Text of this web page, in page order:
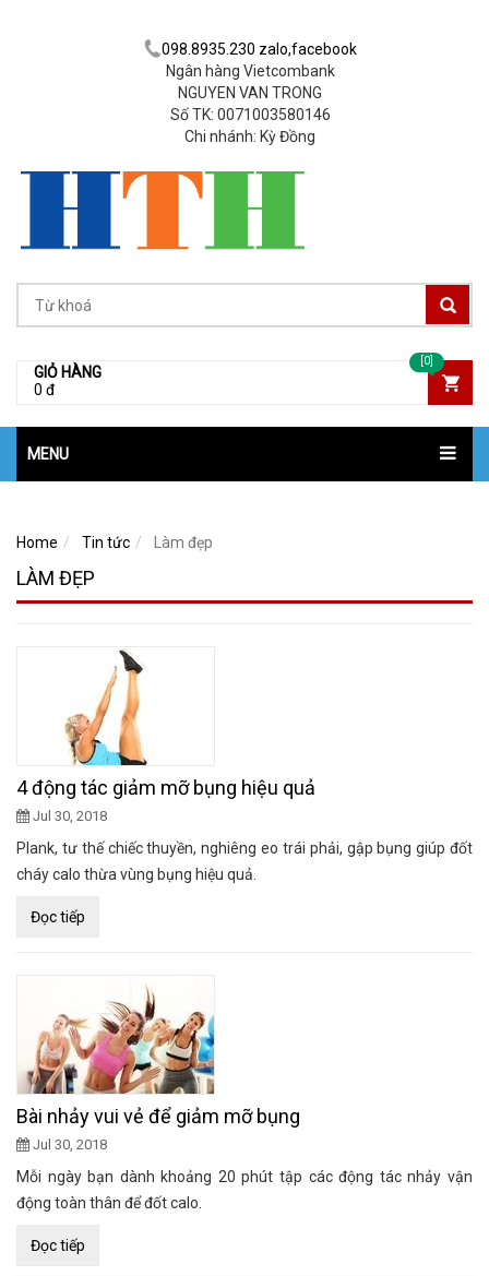
098.8935.230 zalo,facebook
Ngân hàng Vietcombank
NGUYEN VAN TRONG
Số TK: 0071003580146
Chi nhánh: Kỳ Đồng
GIỎ HÀNG
0 đ
[0]
MENU
Home Tin tức Làm đẹp
LÀM ĐẸP
4 động tác giảm mỡ bụng hiệu quả
Jul 30, 2018
Plank, tư thế chiếc thuyền, nghiêng eo trái phải, gập bụng giúp đốt
cháy calo thừa vùng bụng hiệu quả.
Đọc tiếp
Bài nhảy vui vẻ để giảm mỡ bụng
Jul 30, 2018
Mỗi ngày bạn dành khoảng 20 phút tập các động tác nhảy vận
động toàn thân để đốt calo.
Đọc tiếp